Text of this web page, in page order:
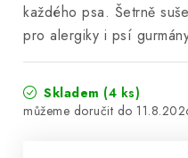
každého psa. Šetrně
pro alergiky i psí
Skladem (4 ks)